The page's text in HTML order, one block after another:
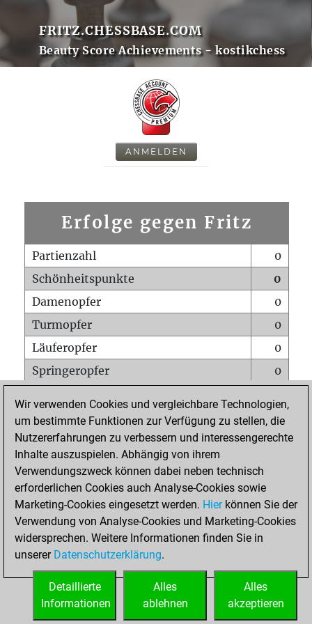
FRITZ.CHESSBASE.COM
Beauty Score Achievements - kostikchess
ANMELDEN
Erfolge gegen Fritz
Partienzahl
0
Schönheitspunkte
0
Damenopfer
0
Turmopfer
0
Läuferopfer
0
Springeropfer
0
Matt auf vollem Brett
0
Bauer setzt Matt
0
Erstickte Matts
Unterverwandlungen
Türme auf der siebten
0
STARTSEITE
Wir verwenden Cookies und vergleichbare Technologien,
um bestimmte Funktionen zur Verfügung zu stellen, die
Nutzererfahrungen zu verbessern und interessengerechte
Inhalte auszuspielen. Abhängig von ihrem
Verwendungszweck können dabei neben technisch
erforderlichen Cookies auch Analyse-Cookies sowie
Marketing-Cookies eingesetzt werden. Hierkönnen Sie der
Verwendung von Analyse-Cookies und Marketing-Cookies
widersprechen. Weitere Informationen finden Sie in
unserer Datenschutzerklärung.
Alles
akzeptieren
Alles
ablehnen
Detaillierte
Informationen